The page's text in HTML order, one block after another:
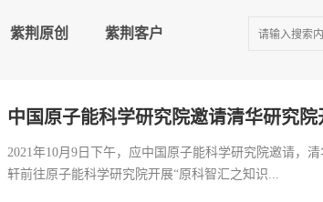
紫荆原创 紫荆客户
2021年10月9日下午，应中国原子能科学研究院邀请，
轩前往原子能科学研究院开展“原科智汇之知识...